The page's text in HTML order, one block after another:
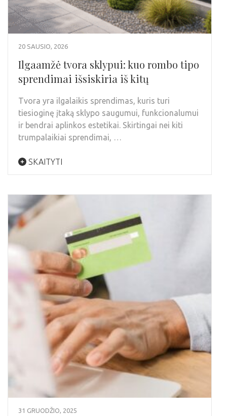
20 SAUSIO, 2026
Ilgaamžė tvora sklypui: kuo rombo tipo
sprendimai išsiskiria iš kitų
Tvora yra ilgalaikis sprendimas, kuris turi
tiesioginę įtaką sklypo saugumui, funkcionalumui
ir bendrai aplinkos estetikai. Skirtingai nei kiti
trumpalaikiai sprendimai, …
SKAITYTI
31 GRUODŽIO, 2025